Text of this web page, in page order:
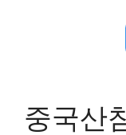
중국산